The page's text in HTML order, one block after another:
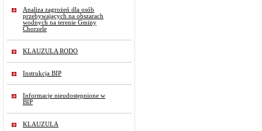
Analiza zagrożeń dla osób
przebywających na obszarach
wodnych na terenie Gminy
Chorzele
KLAUZULA RODO
Instrukcja BIP
Informacje nieudostępnione w
BIP
KLAUZULA